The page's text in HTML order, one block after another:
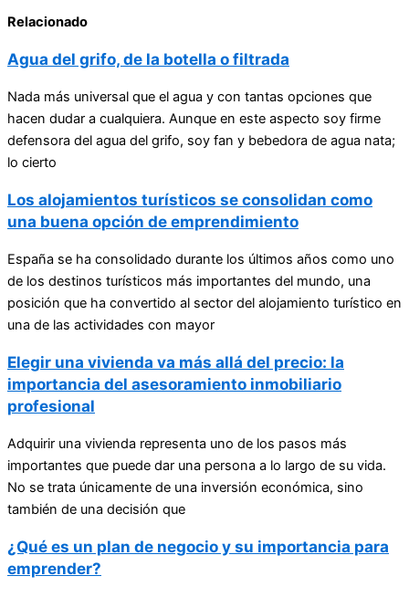
Relacionado
Agua del grifo, de la botella o filtrada
Nada más universal que el agua y con tantas opciones que
hacen dudar a cualquiera. Aunque en este aspecto soy firme
defensora del agua del grifo, soy fan y bebedora de agua nata;
lo cierto
Los alojamientos turísticos se consolidan como
una buena opción de emprendimiento
España se ha consolidado durante los últimos años como uno
de los destinos turísticos más importantes del mundo, una
posición que ha convertido al sector del alojamiento turístico en
una de las actividades con mayor
Elegir una vivienda va más allá del precio: la
importancia del asesoramiento inmobiliario
profesional
Adquirir una vivienda representa uno de los pasos más
importantes que puede dar una persona a lo largo de su vida.
No se trata únicamente de una inversión económica, sino
también de una decisión que
¿Qué es un plan de negocio y su importancia para
emprender?